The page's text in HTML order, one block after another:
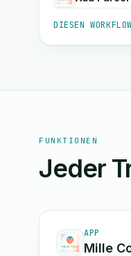
DIESEN
FUNKTIONEN
Jeder
APP
Mille